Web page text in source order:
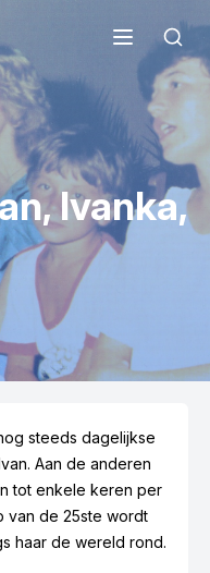
Heiligdom
Bidden
Multimedia
Over ons
Zoek
Ivanka,
steeds dagelijkse
Aan de anderen
tot enkele keren per
van de 25ste wordt
haar de wereld rond.